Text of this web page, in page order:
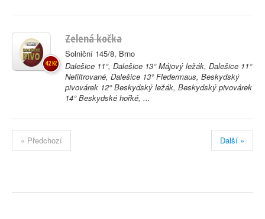
Zelená kočka
Solniční 145/8, Brno
Dalešice 11°, Dalešice 13° Májový ležák, Dalešice 11°
Nefiltrované, Dalešice 13° Fledermaus, Beskydský
pivovárek 12° Beskydský ležák, Beskydský pivovárek
14° Beskydské hořké, ...
42 Kč
« Předchozí Další »